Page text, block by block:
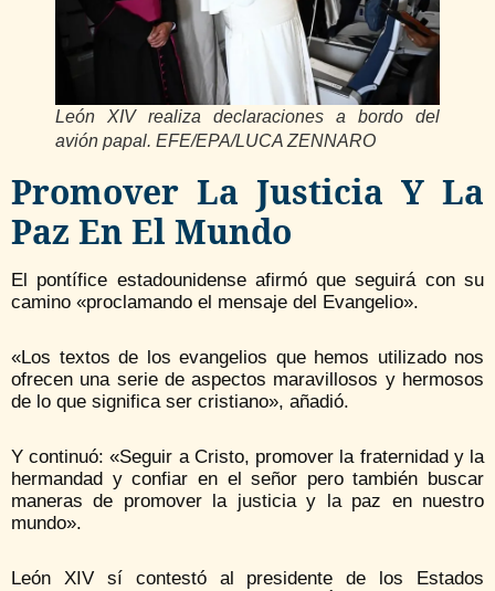
León XIV realiza declaraciones a bordo del
avión papal. EFE/EPA/LUCA ZENNARO
Promover La Justicia Y La
Paz En El Mundo
El pontífice estadounidense afirmó que seguirá con su
camino «proclamando el mensaje del Evangelio».
«Los textos de los evangelios que hemos utilizado nos
ofrecen una serie de aspectos maravillosos y hermosos
de lo que significa ser cristiano», añadió.
Y continuó: «Seguir a Cristo, promover la fraternidad y la
hermandad y confiar en el señor pero también buscar
maneras de promover la justicia y la paz en nuestro
mundo».
León XIV sí contestó al presidente de los Estados